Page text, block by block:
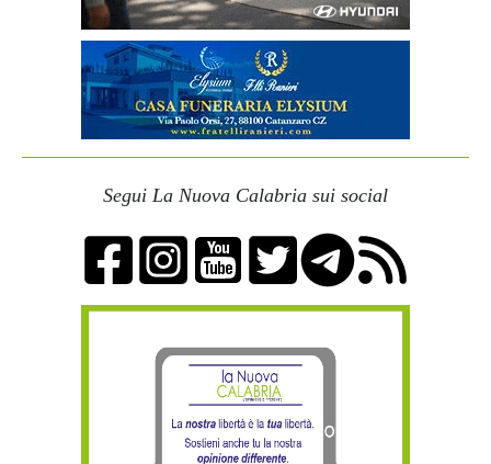
Segui La Nuova Calabria sui social